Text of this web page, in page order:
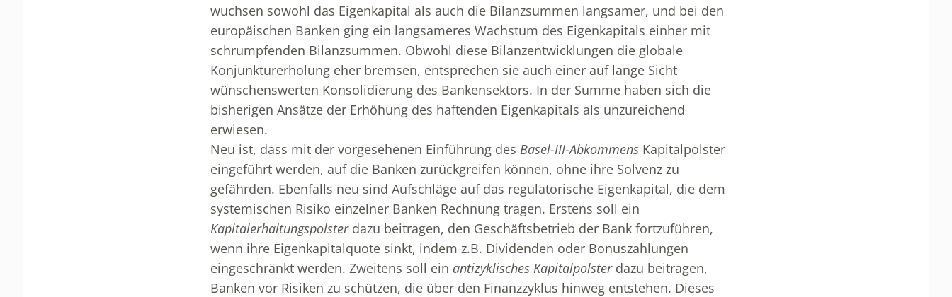
wuchsen sowohl das Eigenkapital als auch die Bilanzsummen langsamer, und bei den
europäischen Banken ging ein langsameres Wachstum des Eigenkapitals einher mit
schrumpfenden Bilanzsummen. Obwohl diese Bilanzentwicklungen die globale
Konjunkturerholung eher bremsen, entsprechen sie auch einer auf lange Sicht
wünschenswerten Konsolidierung des Bankensektors. In der Summe haben sich die
bisherigen Ansätze der Erhöhung des haftenden Eigenkapitals als unzureichend
erwiesen.
Neu ist, dass mit der vorgesehenen Einführung des Basel-III-Abkommens Kapitalpolster
eingeführt werden, auf die Banken zurückgreifen können, ohne ihre Solvenz zu
gefährden. Ebenfalls neu sind Aufschläge auf das regulatorische Eigenkapital, die dem
systemischen Risiko einzelner Banken Rechnung tragen. Erstens soll ein
Kapitalerhaltungspolsterdazu beitragen, den Geschäftsbetrieb der Bank fortzuführen,
wenn ihre Eigenkapitalquote sinkt, indem z.B. Dividenden oder Bonuszahlungen
eingeschränkt werden. Zweitens soll ein antizyklisches Kapitalpolsterdazu beitragen,
Banken vor Risiken zu schützen, die über den Finanzzyklus hinweg entstehen. Dieses